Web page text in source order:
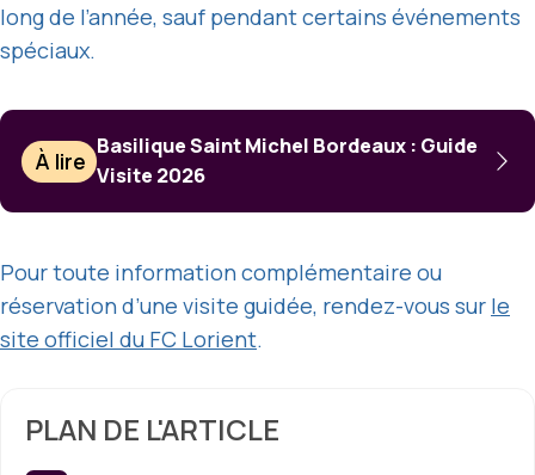
long de l’année, sauf pendant certains événements
spéciaux.
À lire
Basilique Saint Michel Bordeaux : Guide
Visite 2026
Pour toute information complémentaire ou
réservation d’une visite guidée, rendez-vous sur le
site officiel du FC Lorient.
PLAN DE L'ARTICLE